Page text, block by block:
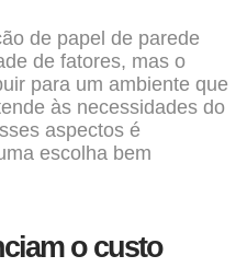
de papel de parede
de fatores, mas o
para um ambiente que
às necessidades do
aspectos é
escolha bem
o custo